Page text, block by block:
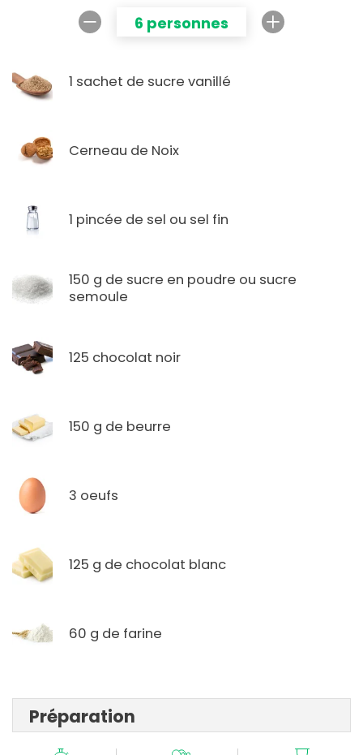
6 personnes
1 sachet de sucre vanillé
Cerneau de Noix
1 pincée de sel ou sel fin
150 g de sucre en poudre ou sucre
semoule
125 chocolat noir
150 g de beurre
3 oeufs
125 g de chocolat blanc
60 g de farine
Préparation